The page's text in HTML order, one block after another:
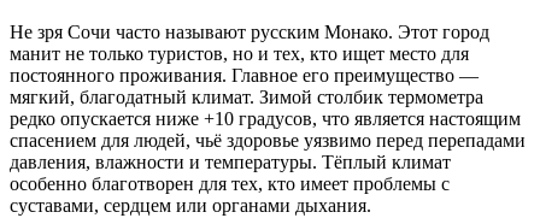
Не зря Сочи часто называют русским Монако. Этот город
манит не только туристов, но и тех, кто ищет место для
постоянного проживания. Главное его преимущество —
мягкий, благодатный климат. Зимой столбик термометра
редко опускается ниже +10 градусов, что является настоящим
спасением для людей, чьё здоровье уязвимо перед перепадами
давления, влажности и температуры. Тёплый климат
особенно благотворен для тех, кто имеет проблемы с
суставами, сердцем или органами дыхания.